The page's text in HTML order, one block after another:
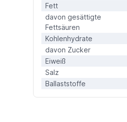
Fett
davon gesättigte
Fettsäuren
Kohlenhydrate
davon Zucker
Eiweiß
Salz
Ballaststoffe